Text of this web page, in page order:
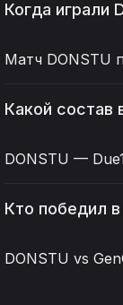
Когда играли
Матч DONSTU
Какой состав
DONSTU —
Кто победил
DONSTU vs